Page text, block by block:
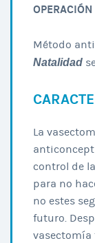
Método
Natalidad
La
control de
para no
no estes
futuro.
vasectomía